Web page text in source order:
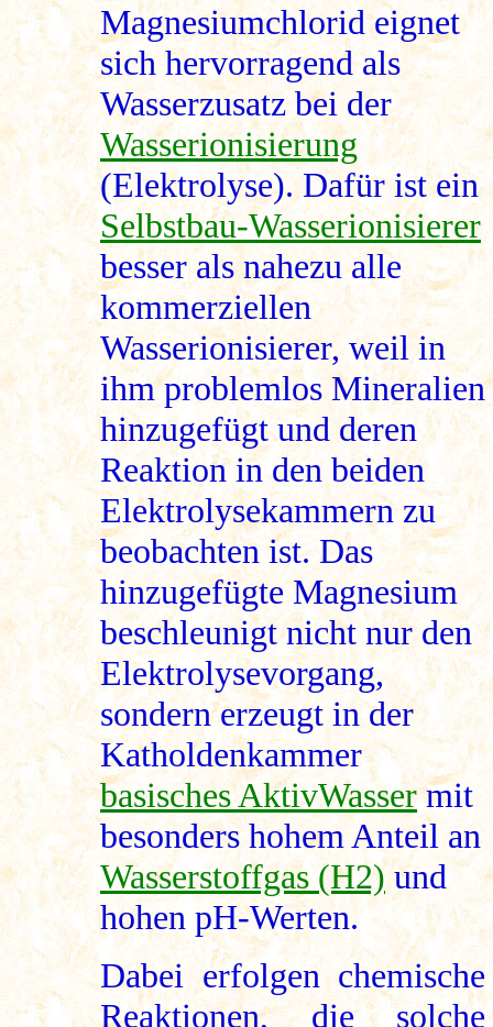
Magnesiumchlorid eignet
sich hervorragend als
Wasserzusatz bei der
Wasserionisierung
(Elektrolyse). Dafür ist ein
Selbstbau-Wasserionisierer
besser als nahezu alle
kommerziellen
Wasserionisierer, weil in
ihm problemlos Mineralien
hinzugefügt und deren
Reaktion in den beiden
Elektrolysekammern zu
beobachten ist. Das
hinzugefügte Magnesium
beschleunigt nicht nur den
Elektrolysevorgang,
sondern erzeugt in der
Katholdenkammer
basisches AktivWassermit
besonders hohem Anteil an
Wasserstoffgas (H2)und
hohen pH-Werten.
Dabei erfolgen chemische
Reaktionen, die solche